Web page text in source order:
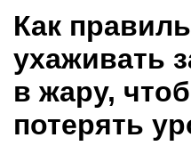
Как
ухаживать
в жару,
потерять